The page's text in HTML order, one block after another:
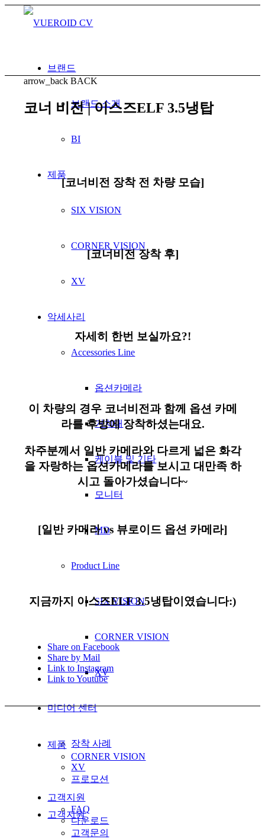
브랜드
브랜드 소개
BI
제품
SIX VISION
CORNER VISION
XV
악세사리
Accessories Line
옵션카메라
거치대
케이블 및 기타
모니터
MD
Product Line
SIX VISION
CORNER VISION
XV
미디어 센터
장착 사례
프로모션
고객지원
arrow_back BACK
코너 비전 | 이스즈ELF 3.5냉탑
[코너비전 장착 전 차량 모습]
[코너비전 장착 후]
자세히 한번 보실까요?!
이 차량의 경우 코너비전과 함께 옵션 카메
라를 후방에 장착하셨는대요.
차주분께서 일반 카메라와 다르게 넓은 화각
을 자랑하는 옵션카메라를 보시고 대만족 하
시고 돌아가셨습니다~
[일반 카메라 vs 뷰로이드 옵션 카메라]
지금까지 이스즈ELF 3.5냉탑이였습니다:)
Share on Facebook
Share by Mail
Link to Instagram
Link to Youtube
제품
CORNER VISION
XV
고객지원
FAQ
다운로드
고객문의